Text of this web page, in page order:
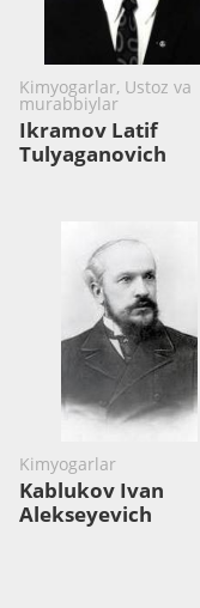
Kimyogarlar, Ustoz va
murabbiylar
Ikramov Latif
Tulyaganovich
Kimyogarlar
Kablukov Ivan
Alekseyevich